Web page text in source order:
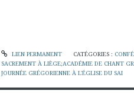
LIEN PERMANENT CATÉGORIES :
SACREMENT À LIÈGE;ACADÉMIE DE CHANT
JOURNÉE GRÉGORIENNE À L'ÉGLISE DU SAI